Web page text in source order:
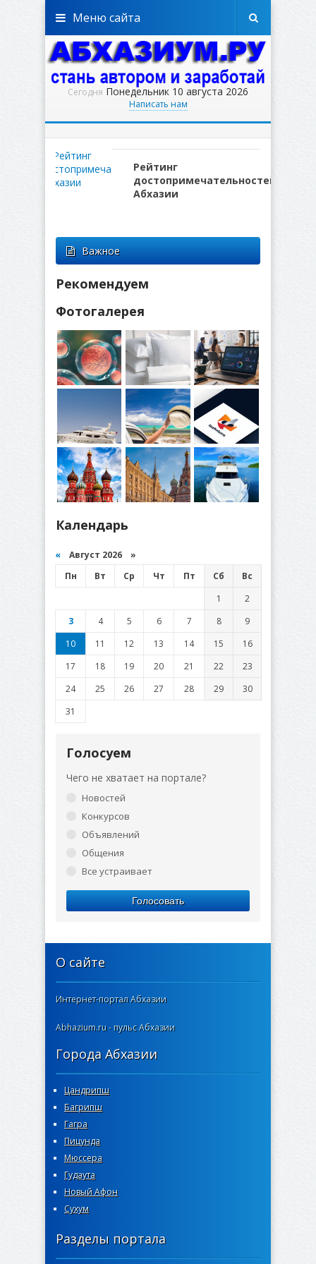
Сегодня Понедельник 10 августа 2026
Написать нам
Меню сайта
Рейтинг
достопримечательностей
Абхазии
Важное
Рекомендуем
Фотогалерея
Календарь
« Август 2026 »
Пн
Вт Ср Чт Пт Сб
Вс
1
2
3
4 5 6 7 8
9
10
11 12 13 14 15
16
17
18 19 20 21 22
23
24
25 26 27 28 29
30
31
Голосуем
Чего не хватает на портале?
Новостей
Конкурсов
Объявлений
Общения
Все устраивает
Голосовать
О сайте
Интернет-портал Абхазии
Abhazium.ru - пульс Абхазии
Города Абхазии
Цандрипш
Багрипш
Гагра
Пицунда
Мюссера
Гудаута
Новый Афон
Сухум
Разделы портала